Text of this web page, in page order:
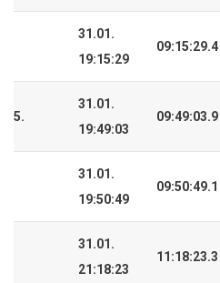
31.01.
19:15:29
09:15:29.4
5.
31.01.
19:49:03
09:49:03.9
31.01.
19:50:49
09:50:49.1
31.01.
21:18:23
11:18:23.3